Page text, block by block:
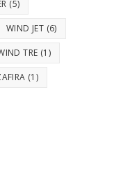
(5)
WIND JET (6)
TRE (1)
(1)